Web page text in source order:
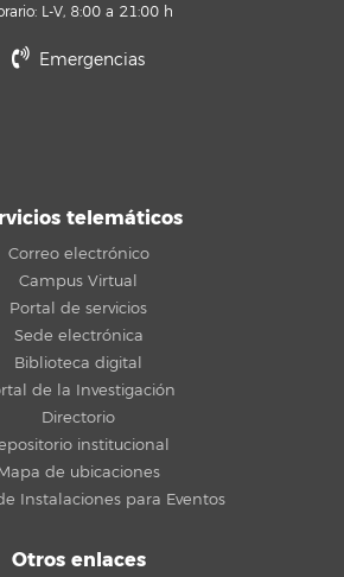
L-V, 8:00 a 21:00 h
Emergencias
telemáticos
Correo electrónico
Campus Virtual
Portal de servicios
Sede electrónica
Biblioteca digital
de la Investigación
Directorio
institucional
de ubicaciones
Instalaciones para Eventos
Otros enlaces